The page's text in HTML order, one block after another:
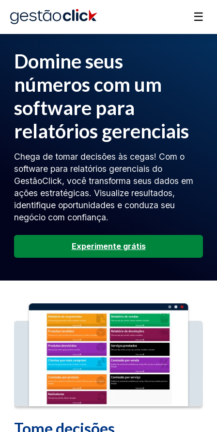
☰
Domine seus
números com um
software para
relatórios gerenciais
Chega de tomar decisões às cegas! Com o
software para relatórios gerenciais do
GestãoClick, você transforma seus dados em
ações estratégicas. Visualize resultados,
identifique oportunidades e conduza seu
negócio com confiança.
Experimente grátis